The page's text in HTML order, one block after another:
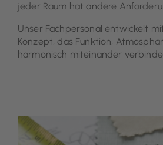
jeder Raum hat andere
Unser Fachpersonal entwickelt
Konzept, das Funktion,
harmonisch miteinander